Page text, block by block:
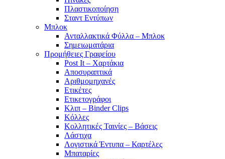
Πλαστικοποίηση
Σταντ Εντύπων
Μπλοκ
Ανταλλακτικά Φύλλα – Μπλοκ
Σημειωματάρια
Προμήθειες Γραφείου
Post It – Χαρτάκια
Αποσυραπτικά
Αριθμομηχανές
Ετικέτες
Ετικετογράφοι
Κλιπ – Binder Clips
Κόλλες
Κολλητικές Ταινίες – Βάσεις
Λάστιχα
Λογιστικά Έντυπα – Καρτέλες
Μπαταρίες